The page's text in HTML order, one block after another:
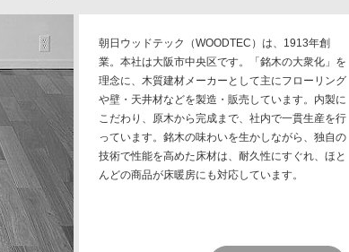
朝日ウッドテック（WOODTEC）は、1913年創
業。本社は大阪市中央区です。「銘木の大衆化」を
理念に、木質建材メーカーとして主にフローリング
や壁・天井材などを製造・販売しています。内製に
こだわり、原木から完成まで、社内で一貫生産を行
っています。銘木の味わいを生かしながら、独自の
技術で性能を高めた床材は、耐久性にすぐれ、ほと
んどの商品が床暖房にも対応しています。